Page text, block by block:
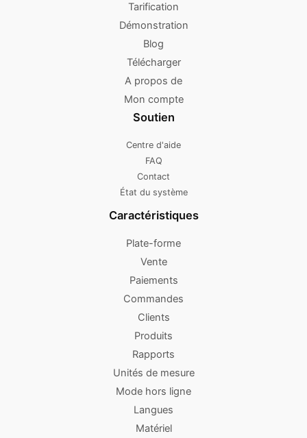
Tarification
Démonstration
Blog
Télécharger
A propos de
Mon compte
Soutien
Centre d'aide
FAQ
Contact
État du système
Caractéristiques
Plate-forme
Vente
Paiements
Commandes
Clients
Produits
Rapports
Unités de mesure
Mode hors ligne
Langues
Matériel